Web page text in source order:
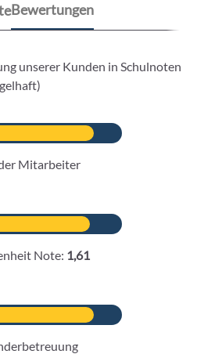
Bewertungen
unserer Kunden in Schulnoten
Mitarbeiter
Note: 1,61